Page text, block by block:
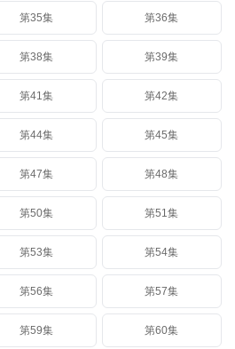
第35集 第36集
第38集 第39集
第41集 第42集
第44集 第45集
第47集 第48集
第50集 第51集
第53集 第54集
第56集 第57集
第59集 第60集